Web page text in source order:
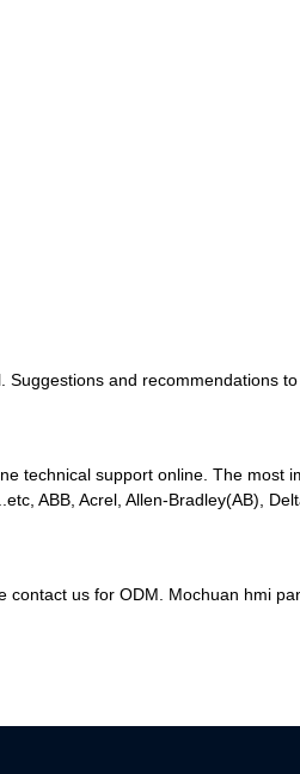
and recommendations
technical support online. The most
ABB, Acrel, Allen-Bradley(AB),
us for ODM. Mochuan hmi